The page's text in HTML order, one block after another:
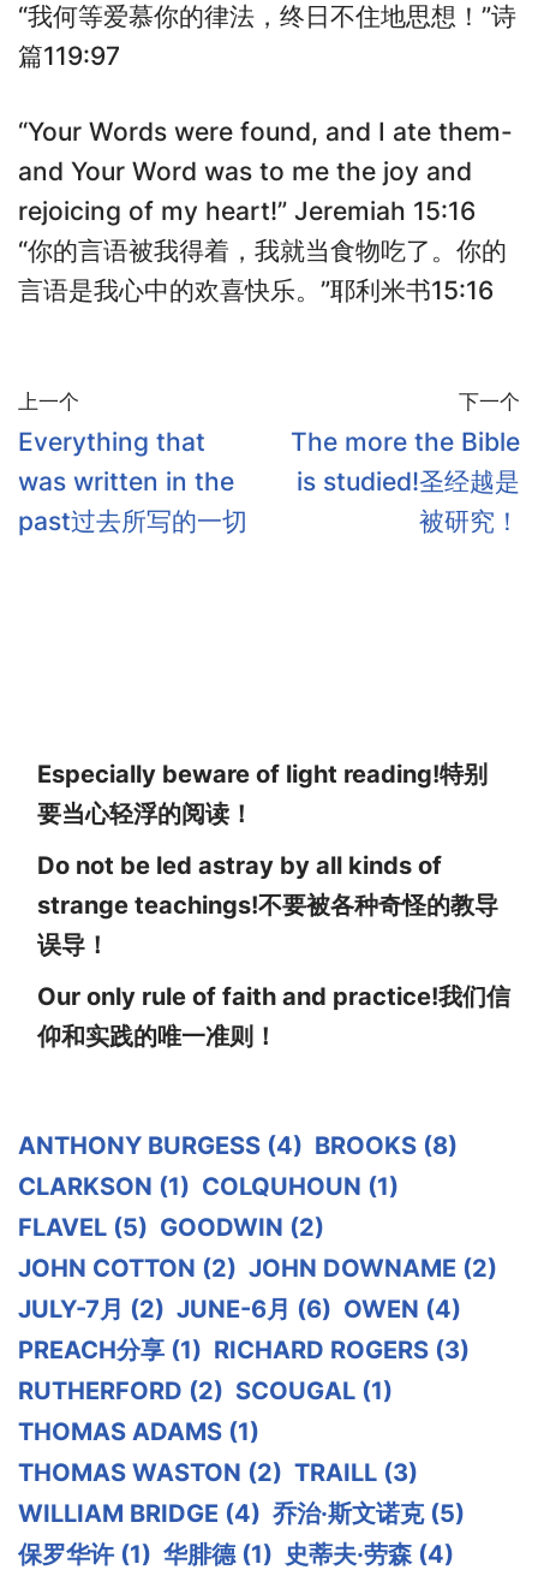
“我何等爱慕你的律法，终日不住地思想！”诗
篇119:97
“Your Words were found, and I ate them-
and Your Word was to me the joy and
rejoicing of my heart!” Jeremiah 15:16
“你的言语被我得着，我就当食物吃了。你的
言语是我心中的欢喜快乐。”耶利米书15:16
上一个
Everything that
was written in the
past过去所写的一切
下一个
The more the Bible
is studied!圣经越是
被研究！
Especially beware of light reading!特别
要当心轻浮的阅读！
Do not be led astray by all kinds of
strange teachings!不要被各种奇怪的教导
误导！
Our only rule of faith and practice!我们信
仰和实践的唯一准则！
ANTHONY BURGESS (4) BROOKS (8)
CLARKSON (1) COLQUHOUN (1)
FLAVEL (5) GOODWIN (2)
JOHN COTTON (2) JOHN DOWNAME (2)
JULY-7月 (2) JUNE-6月 (6) OWEN (4)
PREACH分享 (1) RICHARD ROGERS (3)
RUTHERFORD (2) SCOUGAL (1)
THOMAS ADAMS (1)
THOMAS WASTON (2) TRAILL (3)
WILLIAM BRIDGE (4) 乔治·斯文诺克 (5)
保罗华许 (1) 华腓德 (1) 史蒂夫·劳森 (4)